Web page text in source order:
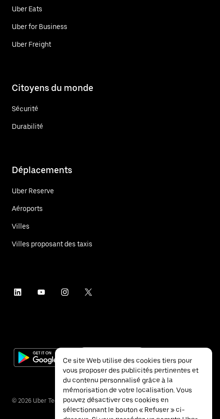
Uber Eats
Uber for Business
Uber Freight
Citoyens du monde
Sécurité
Durabilité
Déplacements
Uber Reserve
Aéroports
Villes
Villes proposant des taxis
© 2026 Uber Technologies Inc.
Ce site Web utilise des cookies tiers pour
vous proposer des publicités pertinentes et
du contenu personnalisé grâce à la
mémorisation de votre localisation. Vous
pouvez désactiver ces cookies en
sélectionnant le bouton « Refuser » ci-